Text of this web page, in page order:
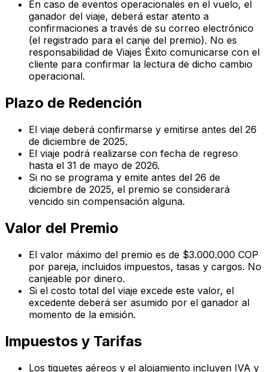
En caso de eventos operacionales en el vuelo, el
ganador del viaje, deberá estar atento a
confirmaciones a través de su correo electrónico
(el registrado para el canje del premio). No es
responsabilidad de Viajes Éxito comunicarse con el
cliente para confirmar la lectura de dicho cambio
operacional.
Plazo de Redención
El viaje deberá confirmarse y emitirse antes del 26
de diciembre de 2025.
El viaje podrá realizarse con fecha de regreso
hasta el 31 de mayo de 2026.
Si no se programa y emite antes del 26 de
diciembre de 2025, el premio se considerará
vencido sin compensación alguna.
Valor del Premio
El valor máximo del premio es de $3.000.000 COP
por pareja, incluidos impuestos, tasas y cargos. No
canjeable por dinero.
Si el costo total del viaje excede este valor, el
excedente deberá ser asumido por el ganador al
momento de la emisión.
Impuestos y Tarifas
Los tiquetes aéreos y el alojamiento incluyen IVA y